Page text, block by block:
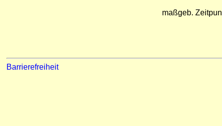
maßgeb.
Barrierefreiheit